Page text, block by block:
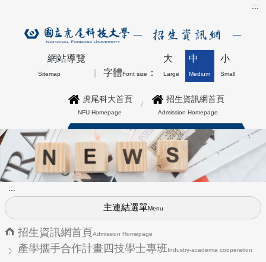
:::
網站導覽
Sitemap 字體Font size ：
大
Large
中
Medium
小
Small
虎尾科大首頁
NFU Homepage
招生資訊網首頁
Admission Homepage
博士班最新公告上方形象圖
:::
主連結選單Menu
招生資訊網首頁Admission Homepage
產學攜手合作計畫四技學士專班Industry-academia cooperation